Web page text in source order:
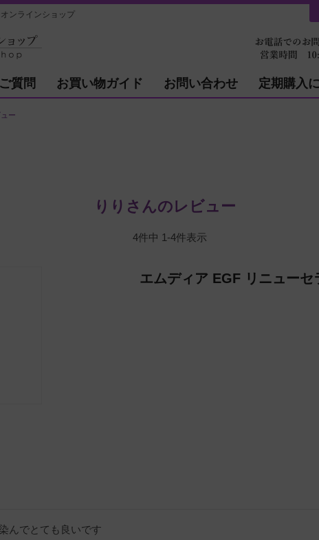
ンラインショップ
質問 お買い物ガイド お問い合わせ 定期購入
ー
りりさんのレビュー
4件中 1-4件表示
エムディア EGF リニューセ
んでとても良いです